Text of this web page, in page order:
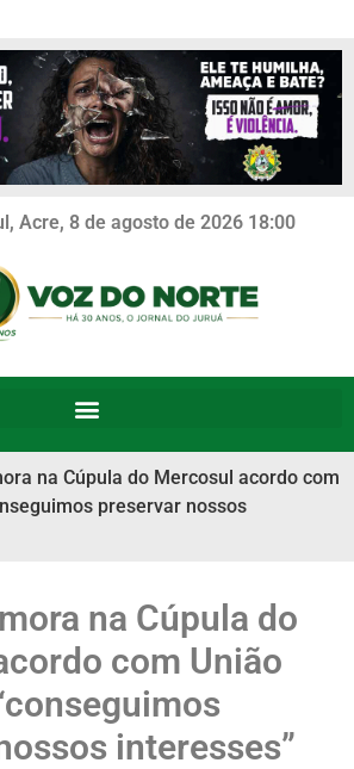
Acre, 8 de agosto de 2026 18:00
na Cúpula do Mercosul acordo com
preservar nossos
na Cúpula do
com União
interesses”